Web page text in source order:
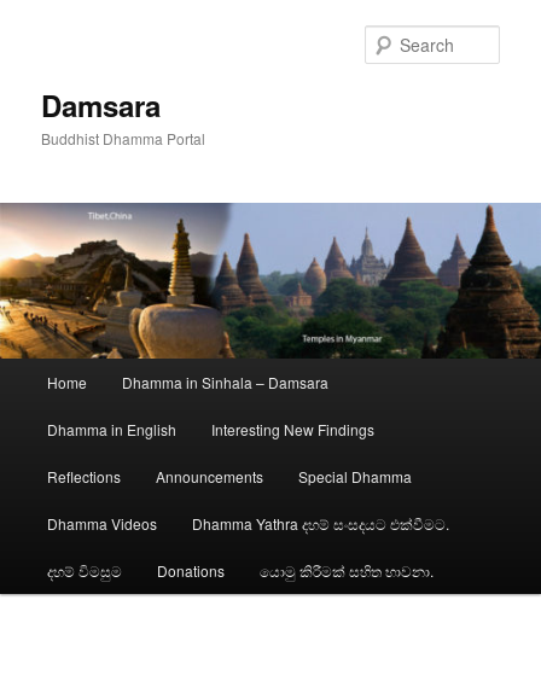
Damsara
Buddhist Dhamma Portal
Home Dhamma in Sinhala – Damsara
Dhamma in English Interesting New Findings
Reflections Announcements Special Dhamma
Dhamma Videos Dhamma Yathra දහම් සංසදයට එක්වීමට.
දහම් විමසුම Donations යොමු කිරීමක් සහිත භාවනා.